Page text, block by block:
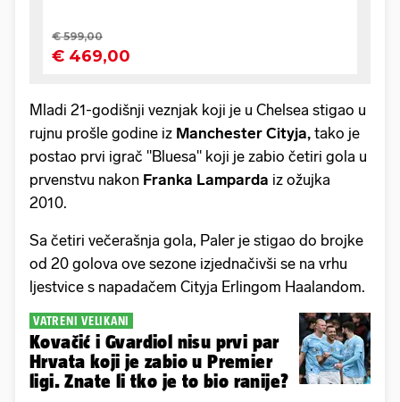
Mladi 21-godišnji veznjak koji je u Chelsea stigao u
rujnu prošle godine iz Manchester Cityja, tako je
postao prvi igrač "Bluesa" koji je zabio četiri gola u
prvenstvu nakon Franka Lamparda iz ožujka
2010.
Sa četiri večerašnja gola, Paler je stigao do brojke
od 20 golova ove sezone izjednačivši se na vrhu
ljestvice s napadačem Cityja Erlingom Haalandom.
VATRENI VELIKANI
Kovačić i Gvardiol nisu prvi par
Hrvata koji je zabio u Premier
ligi. Znate li tko je to bio ranije?